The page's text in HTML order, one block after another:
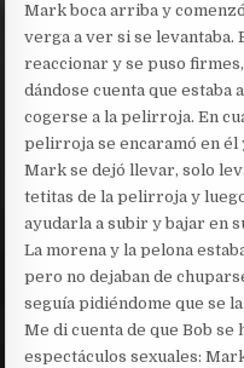
Mark boca arriba y
verga a ver si se
reaccionar y se puso
dándose cuenta que estaba
cogerse a la pelirroja. En
pelirroja se encaramó en él
Mark se dejó llevar, solo
tetitas de la pelirroja y
ayudarla a subir y bajar en
La morena y la pelona
pero no dejaban de
seguía pidiéndome que se
Me di cuenta de que Bob
espectáculos sexuales: